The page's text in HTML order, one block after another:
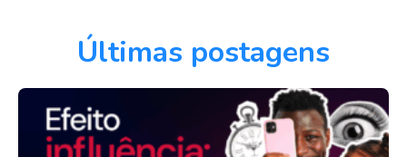
Últimas postagens